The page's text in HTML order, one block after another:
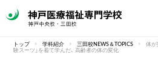
トップ 学科紹介 三田校NEWS＆TOPICS 体
験スーツ」を着て学んだ、 高齢者の体の変化